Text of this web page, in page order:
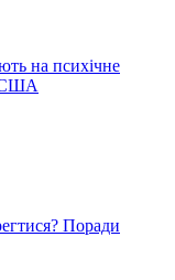
на психічне
США
Поради